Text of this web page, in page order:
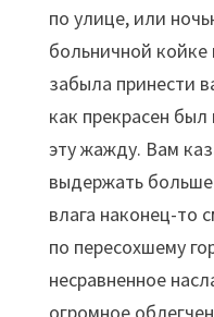
по улице, или
больничной койке
забыла принести
как прекрасен
эту жажду. Вам
выдержать
влага наконец-то
по пересохшему
несравненное